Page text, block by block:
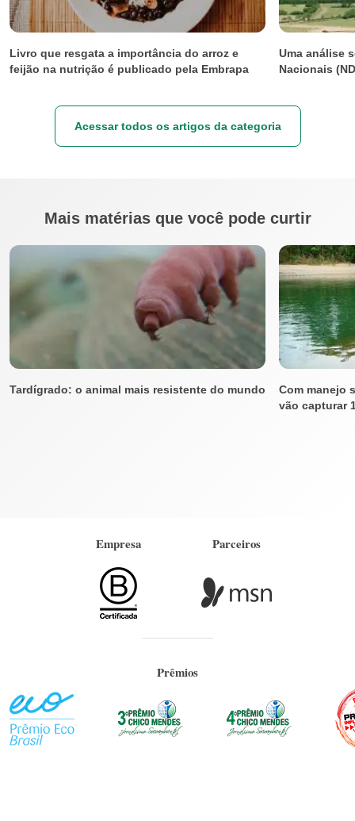
Livro que resgata a importância do arroz e
feijão na nutrição é publicado pela Embrapa
Uma análise
Nacionais
Acessar todos os artigos da categoria
Mais matérias que você pode curtir
Tardígrado: o animal mais resistente do mundo
Com manejo
vão capturar
Empresa Parceiros
Prêmios